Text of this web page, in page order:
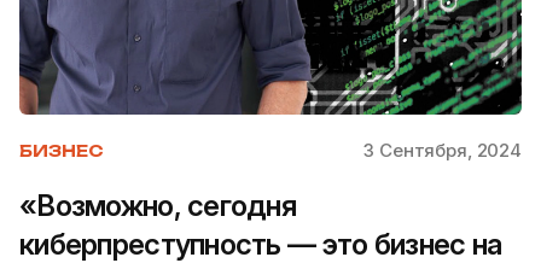
БИЗНЕС 3 Сентября, 2024
«‎Возможно, сегодня
киберпреступность — это бизнес на